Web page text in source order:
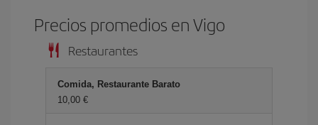
Precios promedios en Vigo
Restaurantes
Comida, Restaurante Barato
10,00 €